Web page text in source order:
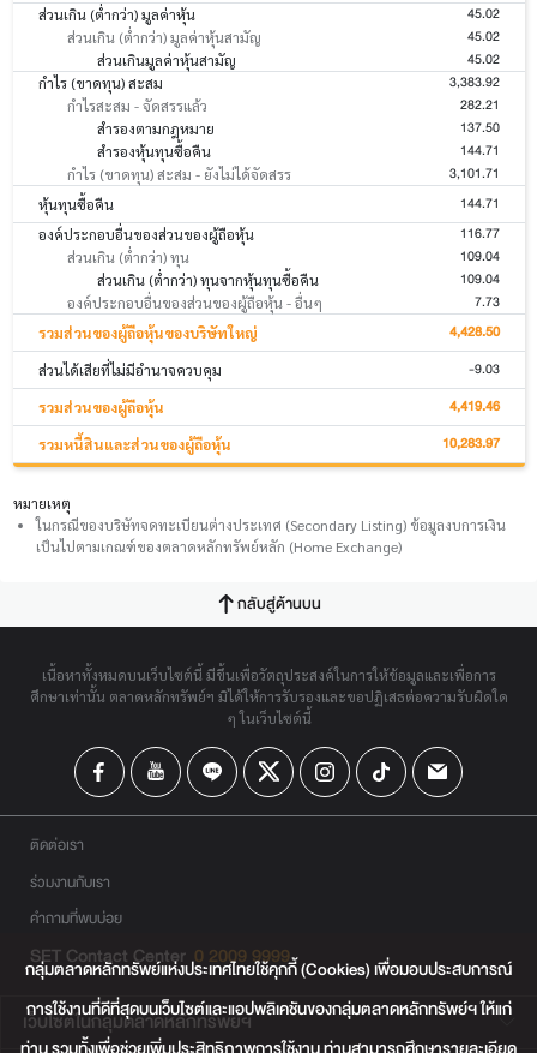
ส่วนเกิน (ต่ำกว่า) มูลค่าหุ้น 45.02
ส่วนเกิน (ต่ำกว่า) มูลค่าหุ้นสามัญ 45.02
ส่วนเกินมูลค่าหุ้นสามัญ 45.02
กำไร (ขาดทุน) สะสม 3,383.92
กำไรสะสม - จัดสรรแล้ว 282.21
สำรองตามกฎหมาย 137.50
สำรองหุ้นทุนซื้อคืน 144.71
กำไร (ขาดทุน) สะสม - ยังไม่ได้จัดสรร 3,101.71
หุ้นทุนซื้อคืน 144.71
องค์ประกอบอื่นของส่วนของผู้ถือหุ้น 116.77
ส่วนเกิน (ต่ำกว่า) ทุน 109.04
ส่วนเกิน (ต่ำกว่า) ทุนจากหุ้นทุนซื้อคืน 109.04
องค์ประกอบอื่นของส่วนของผู้ถือหุ้น - อื่นๆ 7.73
รวมส่วนของผู้ถือหุ้นของบริษัทใหญ่ 4,428.50
ส่วนได้เสียที่ไม่มีอำนาจควบคุม -9.03
รวมส่วนของผู้ถือหุ้น 4,419.46
รวมหนี้สินและส่วนของผู้ถือหุ้น 10,283.97
หมายเหตุ
ในกรณีของบริษัทจดทะเบียนต่างประเทศ (Secondary Listing) ข้อมูลงบการเงิน
เป็นไปตามเกณฑ์ของตลาดหลักทรัพย์หลัก (Home Exchange)
กลับสู่ด้านบน
เนื้อหาทั้งหมดบนเว็บไซต์นี้ มีขึ้นเพื่อวัตถุประสงค์ในการให้ข้อมูลและเพื่อการ
ศึกษาเท่านั้น ตลาดหลักทรัพย์ฯ มิได้ให้การรับรองและขอปฏิเสธต่อความรับผิดใด
ๆ ในเว็บไซต์นี้
ติดต่อเรา
ร่วมงานกับเรา
คำถามที่พบบ่อย
SET Contact Center 0 2009 9999
เว็บไซต์ในกลุ่มตลาดหลักทรัพย์ฯ
กลุ่มตลาดหลักทรัพย์แห่งประเทศไทยใช้คุกกี้ (Cookies) เพื่อมอบประสบการณ์
การใช้งานที่ดีที่สุดบนเว็บไซต์และแอปพลิเคชันของกลุ่มตลาดหลักทรัพย์ฯ ให้แก่